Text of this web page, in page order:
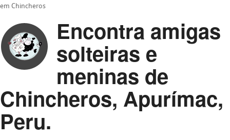
em Chincheros
Encontra amigas
solteiras e
meninas de
Chincheros, Apurímac,
Peru.